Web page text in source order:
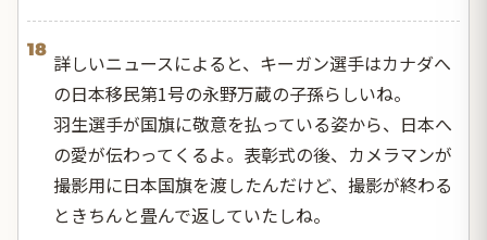
18
詳しいニュースによると、キーガン選手はカナダへ
の日本移民第1号の永野万蔵の子孫らしいね。
羽生選手が国旗に敬意を払っている姿から、日本へ
の愛が伝わってくるよ。表彰式の後、カメラマンが
撮影用に日本国旗を渡したんだけど、撮影が終わる
ときちんと畳んで返していたしね。